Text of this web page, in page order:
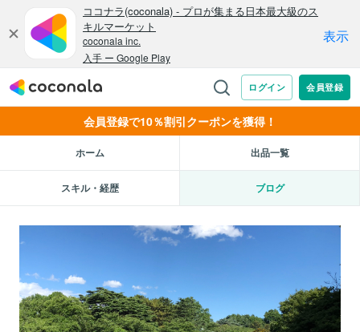
会員登録で10％割引クーポンを獲得！
ホーム 出品一覧
スキル・経歴 ブログ